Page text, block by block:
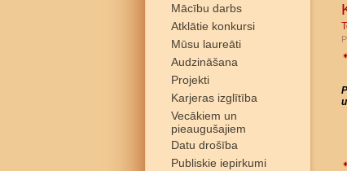
Mācību darbs
Atklātie konkursi
Mūsu laureāti
Audzināšana
Projekti
Karjeras izglītība
Vecākiem un
pieaugušajiem
Datu drošība
Publiskie iepirkumi